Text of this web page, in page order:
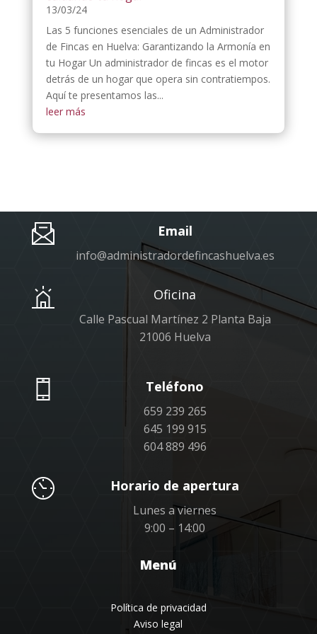
13/03/24
Las 5 funciones esenciales de un Administrador
de Fincas en Huelva: Garantizando la Armonía en
tu Hogar Un administrador de fincas es el motor
detrás de un hogar que opera sin contratiempos.
Aquí te presentamos las...
leer más
Email
info@administradordefincashuelva.es
Oficina
Calle Pascual Martínez 2 Planta Baja
21006 Huelva
Teléfono
659 239 265
645 199 915
604 889 496
Horario de apertura
Lunes a viernes
9:00 – 14:00
Menú
Política de privacidad
Aviso legal